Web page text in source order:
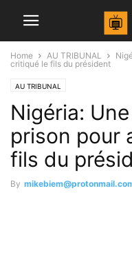
Home AU TRIBUNAL
critiqué le fils du président
AU TRIBUNAL
Nigéria:
prison pour
fils du
By